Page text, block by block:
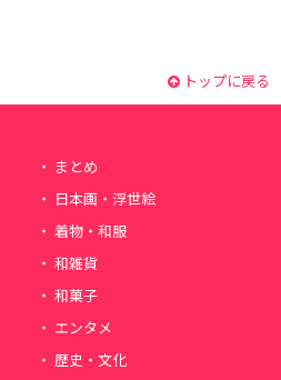
トップに戻る
まとめ
日本画・浮世絵
着物・和服
和雑貨
和菓子
エンタメ
歴史・文化